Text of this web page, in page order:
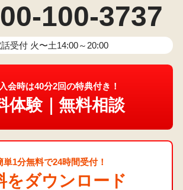
てみてください。
元の復習のきっかけとして活
てみてください。
100-3737
受付 火〜土14:00～20:00
会時は40分2回の特典付き！
体験｜無料相談
単1分無料で24時間受付！
をダウンロード